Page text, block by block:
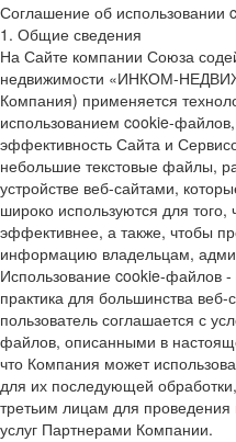
Соглашение об использовании
1. Общие сведения
На Сайте компании Союза
недвижимости «ИНКОМ-
Компания) применяется
использованием cookie-
эффективность Сайта и
небольшие текстовые файлы,
устройстве веб-сайтами,
широко используются для
эффективнее, а также, чтобы
информацию владельцам,
Использование cookie-файлов
практика для большинства
пользователь соглашается с
файлов, описанными в
что Компания может
для их последующей
третьим лицам для
услуг Партнерами Компании.